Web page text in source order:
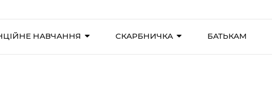
НАВЧАННЯ СКАРБНИЧКА БАТЬКАМ